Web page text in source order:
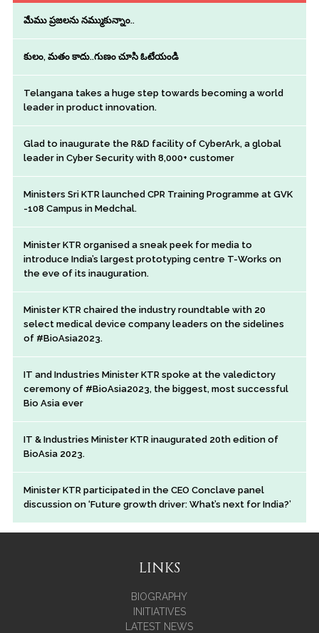
మేము ప్రజలను నమ్ముకున్నాం..
కులం, మతం కాదు..గుణం చూసి ఓటేయండి
Telangana takes a huge step towards becoming a world
leader in product innovation.
Glad to inaugurate the R&D facility of CyberArk, a global
leader in Cyber Security with 8,000+ customer
Ministers Sri KTR launched CPR Training Programme at GVK
-108 Campus in Medchal.
Minister KTR organised a sneak peek for media to
introduce India’s largest prototyping centre T-Works on
the eve of its inauguration.
Minister KTR chaired the industry roundtable with 20
select medical device company leaders on the sidelines
of #BioAsia2023.
IT and Industries Minister KTR spoke at the valedictory
ceremony of #BioAsia2023, the biggest, most successful
Bio Asia ever
IT & Industries Minister KTR inaugurated 20th edition of
BioAsia 2023.
Minister KTR participated in the CEO Conclave panel
discussion on ‘Future growth driver: What’s next for India?’
LINKS
BIOGRAPHY
INITIATIVES
LATEST NEWS